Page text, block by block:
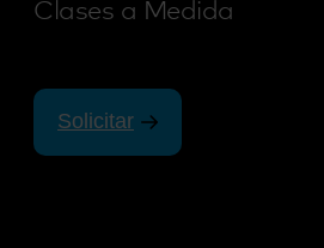
Clases a Medida
Solicitar